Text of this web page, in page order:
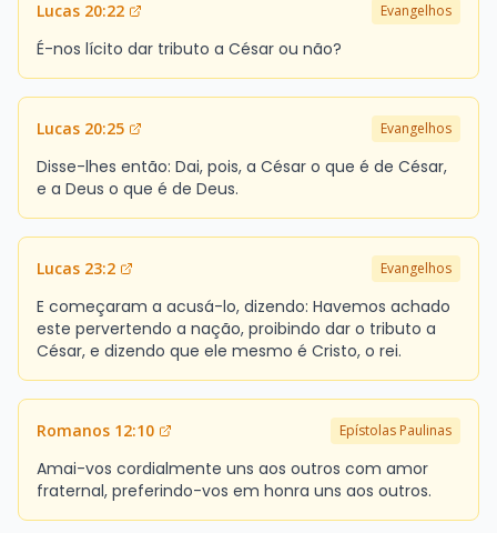
Lucas 20:22 Evangelhos
É-nos lícito dar tributo a César ou não?
Lucas 20:25 Evangelhos
Disse-lhes então: Dai, pois, a César o que é de César,
e a Deus o que é de Deus.
Lucas 23:2 Evangelhos
E começaram a acusá-lo, dizendo: Havemos achado
este pervertendo a nação, proibindo dar o tributo a
César, e dizendo que ele mesmo é Cristo, o rei.
Romanos 12:10 Epístolas Paulinas
Amai-vos cordialmente uns aos outros com amor
fraternal, preferindo-vos em honra uns aos outros.